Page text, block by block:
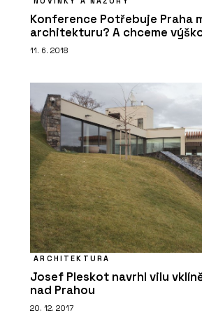
Konference Potřebuje Praha
architekturu? A chceme
11. 6. 2018
ARCHITEKTURA
Josef Pleskot navrhl vilu
nad Prahou
20. 12. 2017